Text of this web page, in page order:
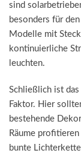
sind
besonders für
Modelle mit
kontinuierliche
leuchten.
Schließlich ist
Faktor. Hier
bestehende
Räume
bunte